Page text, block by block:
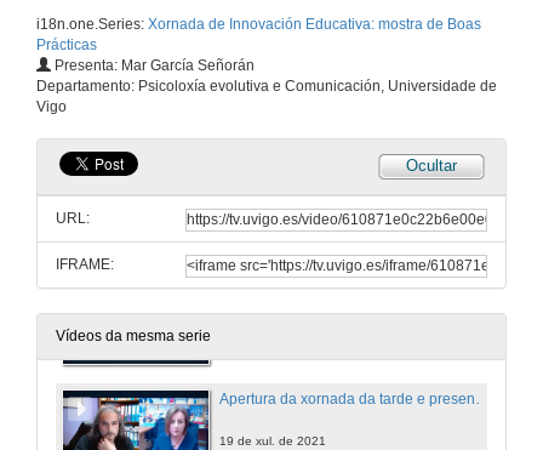
i18n.one.Series: Xornada de Innovación Educativa: mostra de Boas
Prácticas
Presenta: Mar García Señorán
Departamento: Psicoloxía evolutiva e Comunicación, Universidade de
Vigo
Ocultar
URL:
IFRAME:
Vídeos da mesma serie
Presentación de Violeta Cebrián Robles
Metodoloxía de Anotacións Multimedia -MAM- para a docencia innovadora e a investigación sobre o ensino
Conferencia
19 de xul. de 2021
Quenda de preguntas. Metodoloxía de Anotacións Multimedia -MAM- para a docencia innovadora e a investigación sobre o ensino
Apertura da xornada da tarde e presentación de José Antonio Sarmiento Campos
19 de xul. de 2021